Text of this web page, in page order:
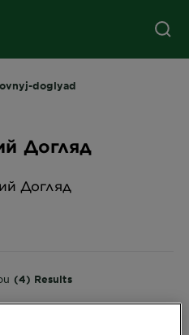
doglyad
Догляд
Догляд
(4) Results